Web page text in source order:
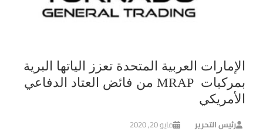
الإمارات العربية المتحدة تعزز الياتها البرية
بمركبات MRAP من فائض العتاد الدفاعي
الأمريكي
رئيس التحرير مايو 20, 2020